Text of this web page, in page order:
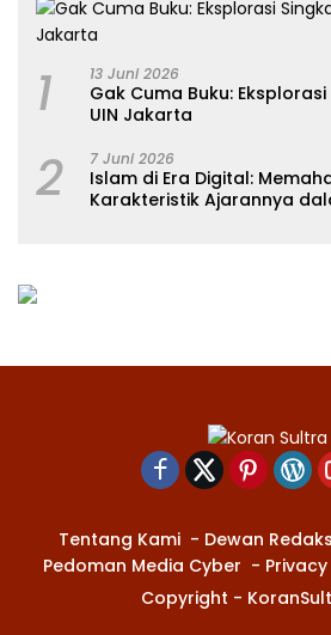
1 13 Juni 2026
Gak Cuma Buku:
UIN Jakarta
2 7 Juni 2026
Islam di Era Digital:
Karakteristik Ajarannya
Tentang Kami Dewan
Pedoman Media Cyber
Copyright -